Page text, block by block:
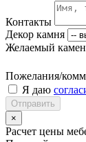
Контакты
Декор камня
Желаемый
Пожелания/
Я даю
Отправить
×
Расчет цены